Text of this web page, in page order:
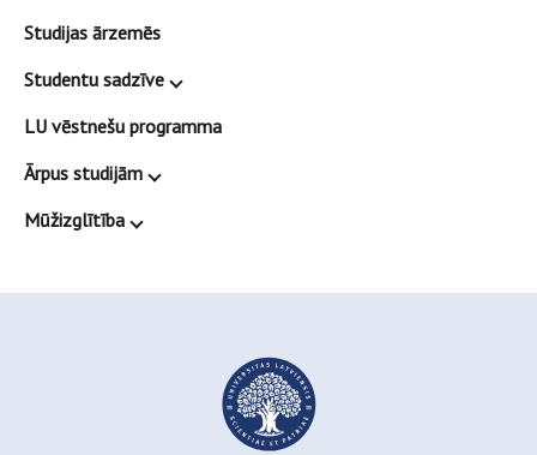
Studijas ārzemēs
Studentu sadzīve
LU vēstnešu programma
Ārpus studijām
Mūžizglītība